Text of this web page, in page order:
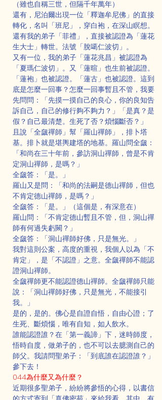
（雖也自稱三世，但隔千年萬年）
還有，尼泊爾出現一位「釋迦牟尼佛」的直接
轉化，名叫「班尼」，穿白袍，在深山瞑想。
還有我的弟子「菲禮」，直接被認證為「蓮花
生大士」轉世。法號「脫噶仁波切」。
又有一位，我的弟子「蓮花兆昌」被認證為
「夏瑪仁波切」。又「蓮暄」也生前被認證。
「蓮袍」也被認證。「蓮古」也被認證。這到
底是怎麼一回事？怎麼一回事暫且不管，我要
先問問：「先摸一摸自己的良心，你的良知告
訴自己，自己的修行夠不夠力？」「是真？是
假？自己最清楚。生死了否？煩惱斷否？」
且說「全奯禪師」幫「羅山禪師」，排卜塔
基。排卜就是堪輿建塔的地基。羅山問全奯：
「和尚在三十年前，參訪洞山禪師，曾是不肯
定洞山禪師，是嗎？」
全奯答：「是。」
羅山又是問：「和尚的法嗣是德山禪師，但也
不肯定德山禪師，是嗎？」
全奯答：「是。」（這個是，有深意在）
羅山問：「不肯定德山暫且不管，但，洞山禪
師有何過失虧闕？」
全奯答：「洞山禪師好佛，只是無光。」
我對這則公案，高度的重視，我個人以為「不
肯定」，是「不認證」之意。全奯禪師不能認
證洞山禪師。
全奯禪師更不能認證德山禪師。全奯禪師只能
說：「洞山禪師好佛，只是無光，不能接引
我。」
是的，是的。佛心是自證自悟，自由心證；了
生死、斷煩惱，唯有自知，如人飲水。
誰能認證誰？在「第一義諦」下，迷時師度，
悟時自度，做弟子的，也不可以去臆測自己的
師父。我請問聖弟子：「到底誰在認證誰？」
參下去！
044為什麼又為什麼？
近期很多聖弟子，紛紛將參悟的心得，以書信